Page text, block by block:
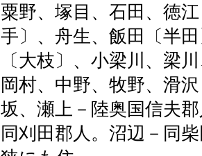
粟野、塚目、石田、徳
手〕、舟生、飯田〔半
〔大枝〕、小梁川、梁
岡村、中野、牧野、滑
坂、瀬上－陸奥国信夫
同刈田郡人。沼辺－同